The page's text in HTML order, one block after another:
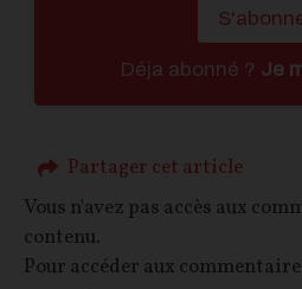
Déja abonné ? Je
Partager cet article
Vous n'avez pas accès aux
contenu.
Pour accéder aux